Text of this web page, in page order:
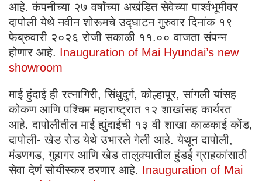
आहे. कंपनीच्या २७ वर्षांच्या अखंडित सेवेच्या पार्श्वभूमीवर
दापोली येथे नवीन शोरूमचे उद्घाटन गुरुवार दिनांक १९
फेब्रुवारी २०२६ रोजी सकाळी ११.०० वाजता संपन्न
होणार आहे. Inauguration of Mai Hyundai’s new
showroom
माई हुंदाई ही रत्नागिरी, सिंधुदुर्ग, कोल्हापूर, सांगली यांसह
कोकण आणि पश्चिम महाराष्ट्रात १२ शाखांसह कार्यरत
आहे. दापोलीतील माई ह्युंदाईची १३ वी शाखा काळकाई कोंड,
दापोली- खेड रोड येथे उभारले गेली आहे. येथून दापोली,
मंडणगड, गुहागर आणि खेड तालुक्यातील हुंडई ग्राहकांसाठी
सेवा देणं सोयीस्कर ठरणार आहे. Inauguration of Mai